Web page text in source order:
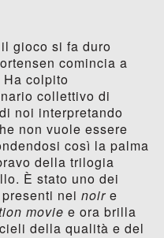
gioco si fa duro
comincia a
Ha colpito
collettivo di
noi interpretando
non vuole essere
così la palma
della trilogia
È stato uno dei
nei noire
movie e ora brilla
della qualità e del